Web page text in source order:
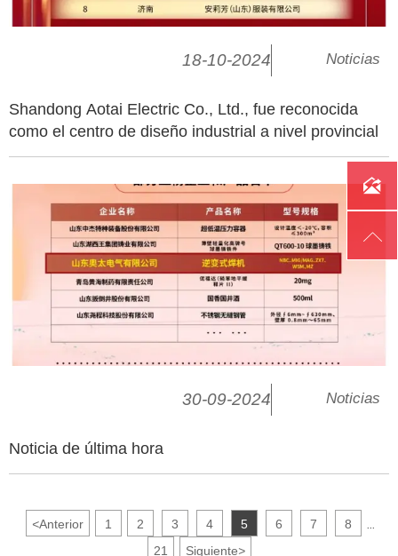
18-10-2024 Noticias
Shandong Aotai Electric Co., Ltd., fue reconocida
como el centro de diseño industrial a nivel provincial
30-09-2024 Noticias
Noticia de última hora
<Anterior 1 2 3 4 5 6 7 8
21 Siguiente>

